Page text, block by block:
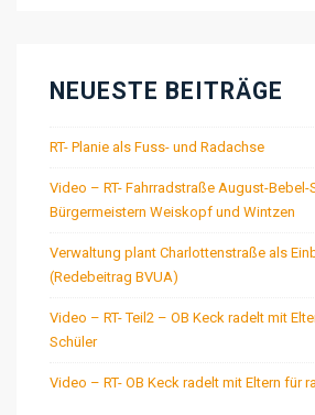
NEUESTE BEITRÄGE
RT- Planie als Fuss- und Radachse
Video – RT- Fahrradstraße August-
Bürgermeistern Weiskopf und Wintzen
Verwaltung plant Charlottenstraße als
(Redebeitrag BVUA)
Video – RT- Teil2 – OB Keck radelt mit
Schüler
Video – RT- OB Keck radelt mit Eltern für